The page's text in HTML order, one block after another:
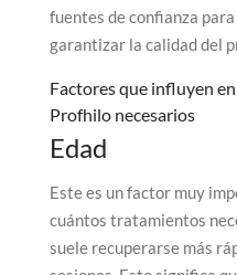
fuentes de confianza para
garantizar la calidad del
Factores que influyen
Profhilo necesarios
Edad
Este es un factor muy
cuántos tratamientos
suele recuperarse más